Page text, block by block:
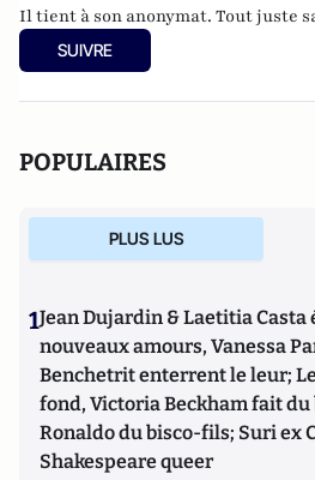
Il tient à son anonymat. Tout juste
informaticien à l'humour acerbe
travaille pour"une grosse boutique
SUIVRE
POPULAIRES
PLUS LUS
1Jean Dujardin & Laetitia
nouveaux amours, Vanessa
Benchetrit enterrent le leur;
fond, Victoria Beckham fait
Ronaldo du bisco-fils; Suri ex
Shakespeare queer